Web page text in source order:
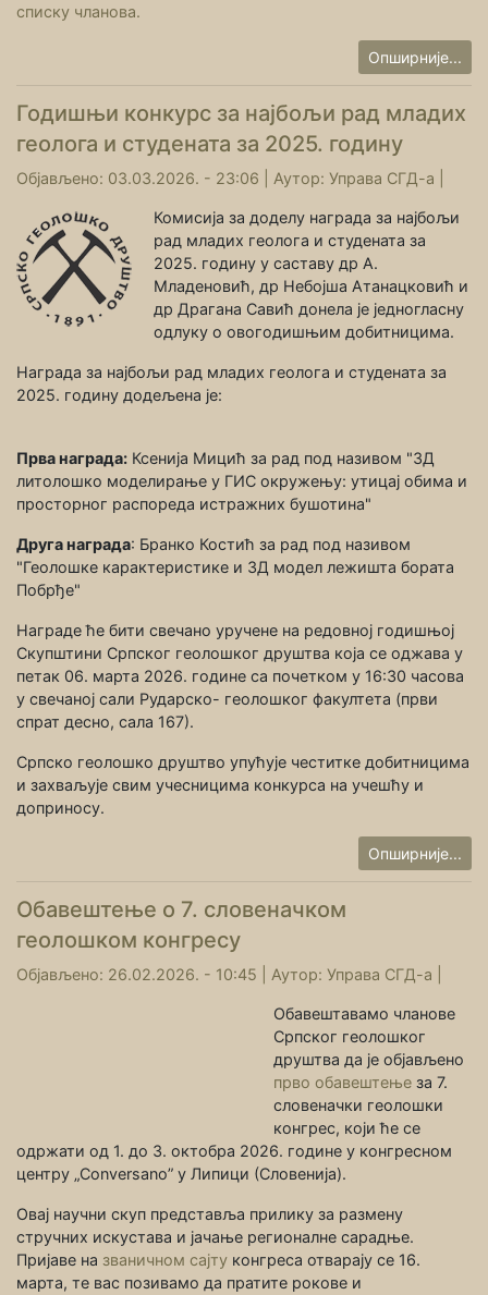
списку чланова.
Опширније...
Годишњи конкурс за најбољи рад младих
геолога и студената за 2025. годину
Објављено: 03.03.2026. - 23:06 | Аутор: Управа СГД-а
Комисија за доделу награда за најбољи
рад младих геолога и студената за
2025. годину у саставу др А.
Младеновић, др Небојша Атанацковић и
др Драгана Савић донела је једногласну
одлуку о овогодишњим добитницима.
Награда за најбољи рад младих геолога и студената за
2025. годину додељена је:
Прва награда: Ксенија Мицић за рад под називом "3Д
литолошко моделирање у ГИС окружењу: утицај обима и
просторног распореда истражних бушотина"
Друга награда: Бранко Костић за рад под називом
"Геолошке карактеристике и 3Д модел лежишта бората
Побрђе"
Награде ће бити свечано уручене на редовној годишњој
Скупштини Српског геолошког друштва која се оджава у
петак 06. марта 2026. године са почетком у 16:30 часова
у свечаној сали Рударско- геолошког факултета (први
спрат десно, сала 167).
Српско геолошко друштво упућује честитке добитницима
и захваљује свим учесницима конкурса на учешћу и
доприносу.
Опширније...
Обавештење о 7. словеначком
геолошком конгресу
Објављено: 26.02.2026. - 10:45 | Аутор: Управа СГД-а
Обавештавамо чланове
Српског геолошког
друштва да је објављено
прво обавештење за 7.
словеначки геолошки
конгрес, који ће се
одржати од 1. до 3. октобра 2026. године у конгресном
центру „Conversano” у Липици (Словенија).
Овај научни скуп представља прилику за размену
стручних искустава и јачање регионалне сарадње.
Пријаве на званичном сајту конгреса отварају се 16.
марта, те вас позивамо да пратите рокове и